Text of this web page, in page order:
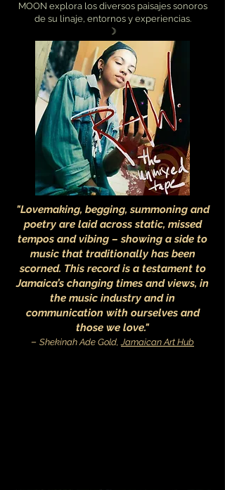
MOON explora los diversos paisajes sonoros
de su linaje, entornos y experiencias.
☽
"Lovemaking, begging, summoning and
poetry are laid across static, missed
tempos and vibing – showing a side to
music that traditionally has been
scorned. This record is a testament to
Jamaica’s changing times and views, in
the music industry and in
communication with ourselves and
those we love."
– Shekinah Ade Gold,Jamaican Art Hub